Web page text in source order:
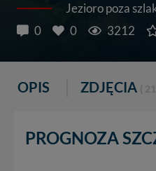
Jezioro poza
0
0 3212
OPIS ZDJĘCIA (
PROGNOZA